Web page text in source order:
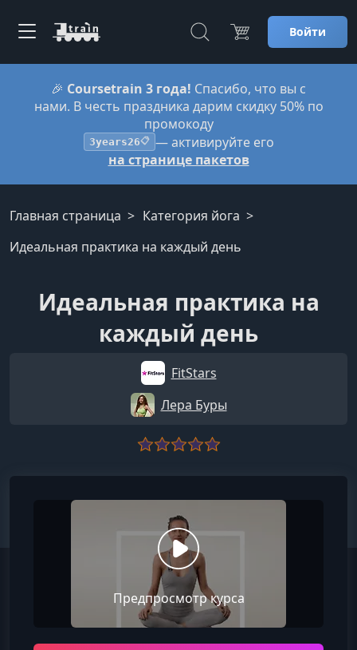
Войти
🎉 Coursetrain 3 года! Спасибо, что вы с
нами. В честь праздника дарим скидку 50% по
промокоду
3years26📋 — активируйте его
на странице пакетов
Главная страница
Категория йога
Идеальная практика на каждый день
Идеальная практика на
каждый день
FitStars
Лера Буры
Предпросмотр курса